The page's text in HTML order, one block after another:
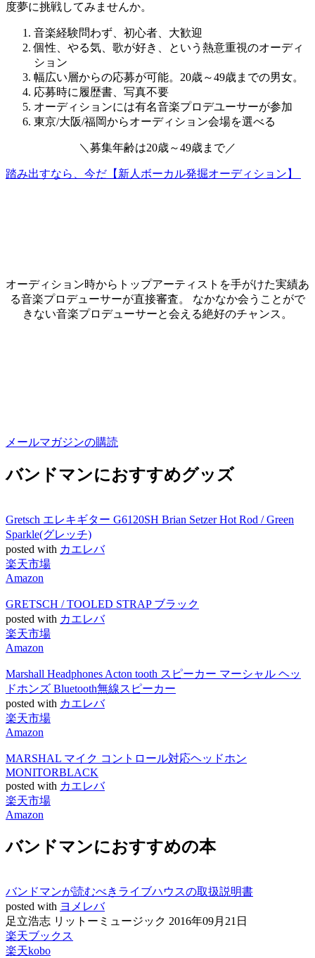
度夢に挑戦してみませんか。
音楽経験問わず、初心者、大歓迎
個性、やる気、歌が好き、という熱意重視のオーディ
ション
幅広い層からの応募が可能。20歳～49歳までの男女。
応募時に履歴書、写真不要
オーディションには有名音楽プロデユーサーが参加
東京/大阪/福岡からオーディション会場を選べる
＼ 募集年齢は20歳～49歳まで／
踏み出すなら、今だ【新人ボーカル発掘オーディション】
オーディション時からトップアーティストを手がけた実績あ
る音楽プロデューサーが直接審査。 なかなか会うことがで
きない音楽プロデューサーと会える絶好のチャンス。
メールマガジンの購読
バンドマンにおすすめグッズ
Gretsch エレキギター G6120SH Brian Setzer Hot Rod / Green
Sparkle(グレッチ)
posted with カエレバ
楽天市場
Amazon
GRETSCH / TOOLED STRAP ブラック
posted with カエレバ
楽天市場
Amazon
Marshall Headphones Acton tooth スピーカー マーシャル ヘッ
ドホンズ Bluetooth無線スピーカー
posted with カエレバ
楽天市場
Amazon
MARSHAL マイク コントロール対応ヘッドホン
MONITORBLACK
posted with カエレバ
楽天市場
Amazon
バンドマンにおすすめの本
バンドマンが読むべきライブハウスの取扱説明書
posted with ヨメレバ
足立浩志 リットーミュージック 2016年09月21日
楽天ブックス
楽天kobo